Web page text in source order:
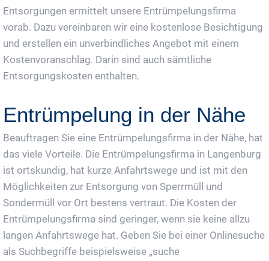
Entsorgungen ermittelt unsere Entrümpelungsfirma
vorab. Dazu vereinbaren wir eine kostenlose Besichtigung
und erstellen ein unverbindliches Angebot mit einem
Kostenvoranschlag. Darin sind auch sämtliche
Entsorgungskosten enthalten.
Entrümpelung in der Nähe
Beauftragen Sie eine Entrümpelungsfirma in der Nähe, hat
das viele Vorteile. Die Entrümpelungsfirma in Langenburg
ist ortskundig, hat kurze Anfahrtswege und ist mit den
Möglichkeiten zur Entsorgung von Sperrmüll und
Sondermüll vor Ort bestens vertraut. Die Kosten der
Entrümpelungsfirma sind geringer, wenn sie keine allzu
langen Anfahrtswege hat. Geben Sie bei einer Onlinesuche
als Suchbegriffe beispielsweise „suche